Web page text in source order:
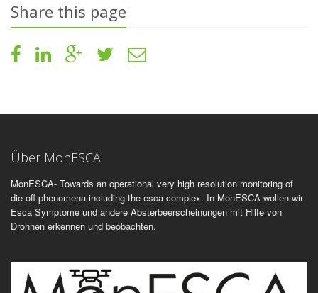
Share this page
Über MonESCA
MonESCA- Towards an operational very high resolution monitoring of
die-off phenomena including the esca complex. In MonESCA wollen wir
Esca Symptome und andere Absterbeerscheinungen mit Hilfe von
Drohnen erkennen und beobachten.